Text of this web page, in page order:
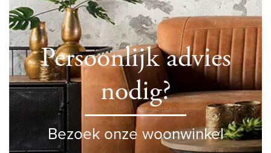
Persoonlijk advies
nodig?
Bezoek onze woonwinkel